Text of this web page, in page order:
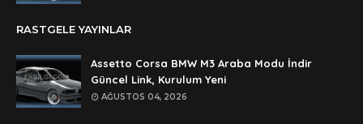
Anonymous
lan şifre ne şifre
RASTGELE YAYINLAR
Assetto Corsa BMW M3 Araba Modu İndir
Güncel Link, Kurulum Yeni
AĞUSTOS 04, 2026